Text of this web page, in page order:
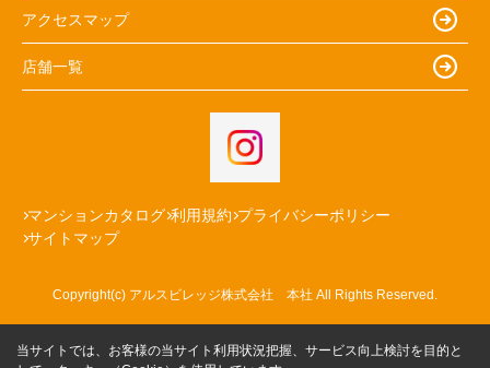
アクセスマップ
店舗一覧
マンションカタログ 利用規約 プライバシーポリシー
サイトマップ
Copyright(c) アルスビレッジ株式会社 本社 All Rights Reserved.
当サイトでは、お客様の当サイト利用状況把握、サービス向上検討を目的と